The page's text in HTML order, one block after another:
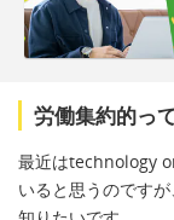
労働集約的っ
最近はtechnology
いると思うのです